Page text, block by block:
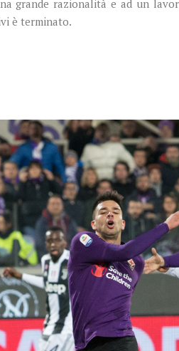
grande razionalità e ad un
è terminato.